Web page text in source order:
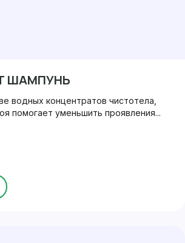
ШАМПУНЬ
водных концентратов чистотела,
помогает уменьшить проявления...